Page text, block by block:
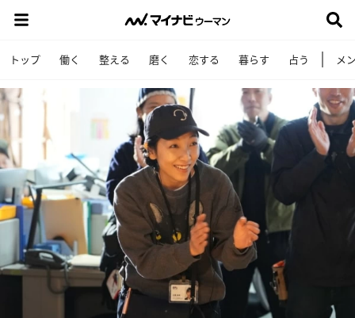
トップ 働く 整える 磨く 恋する 暮らす 占う メ